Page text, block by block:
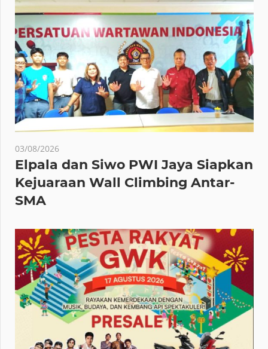
03/08/2026
Elpala dan Siwo PWI Jaya Siapkan
Kejuaraan Wall Climbing Antar-
SMA